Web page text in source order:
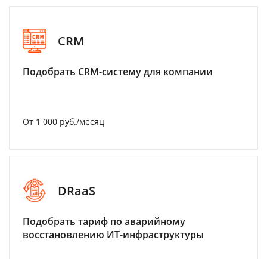
CRM
Подобрать CRM-систему для компании
От 1 000 руб./месяц
DRaaS
Подобрать тариф по аварийному
восстановлению ИТ-инфраструктуры